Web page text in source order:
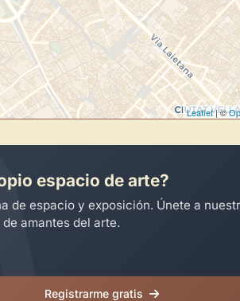
Leaflet| ©
espacio de arte?
de espacio y exposición. Únete a
amantes del arte.
Registrarme gratis